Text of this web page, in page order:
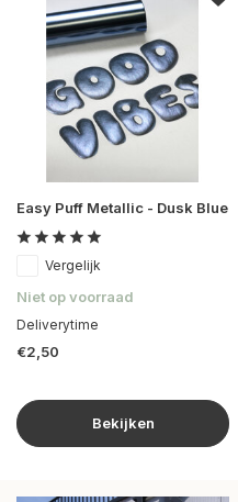
Easy Puff Metallic - Dusk Blue
Vergelijk
Niet op voorraad
Deliverytime
€2,50
Bekijken